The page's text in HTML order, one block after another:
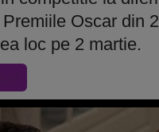
Oscar din
loc pe 2 martie.